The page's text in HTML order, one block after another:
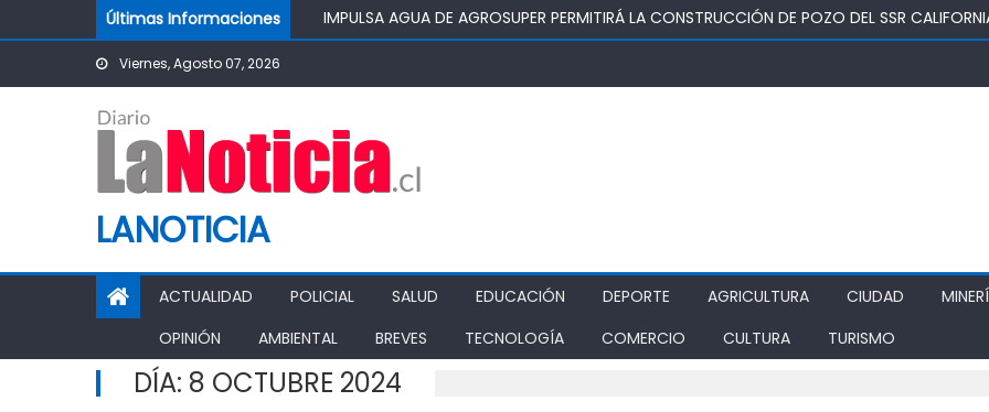
Skip to contentÚltimas Informaciones
MINISTRO DE AGRICULTURA REALIZA GIRA POR CINCO REGIONES PARA MONITOREAR
PROHIBICIÓN DE FUNCIONAMIENTO
Viernes, Agosto 07, 2026
LANOTICIA
ACTUALIDAD POLICIAL SALUD EDUCACIÓN DEPORTE AGRICULTURA CIUDAD
OPINIÓN
AMBIENTAL BREVES TECNOLOGÍA COMERCIO CULTURA TURISMO
DÍA: 8 OCTUBRE 2024